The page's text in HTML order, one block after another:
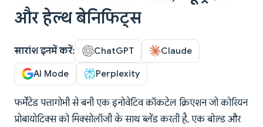
और हेल्थ बेनिफिट्स
सारांश इनमें करें: ChatGPT Claude
AI Mode Perplexity
फर्मेंटेड पत्तागोभी से बनी एक इनोवेटिव कॉकटेल क्रिएशन जो कोरियन
प्रोबायोटिक्स को मिक्सोलॉजी के साथ ब्लेंड करती है, एक बोल्ड और